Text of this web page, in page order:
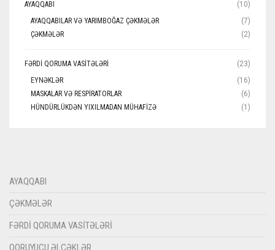
AYAQQABI
(10)
AYAQQABILAR VƏ YARIMBOĞAZ ÇƏKMƏLƏR
(7)
ÇƏKMƏLƏR
(2)
FƏRDI QORUMA VASITƏLƏRI
(23)
EYNƏKLƏR
(16)
MASKALAR VƏ RESPIRATORLAR
(6)
HÜNDÜRLÜKDƏN YIXILMADAN MÜHAFIZƏ
(1)
AYAQQABI
ÇƏKMƏLƏR
FƏRDI QORUMA VASITƏLƏRI
QORUYUCU ƏLCƏKLƏR